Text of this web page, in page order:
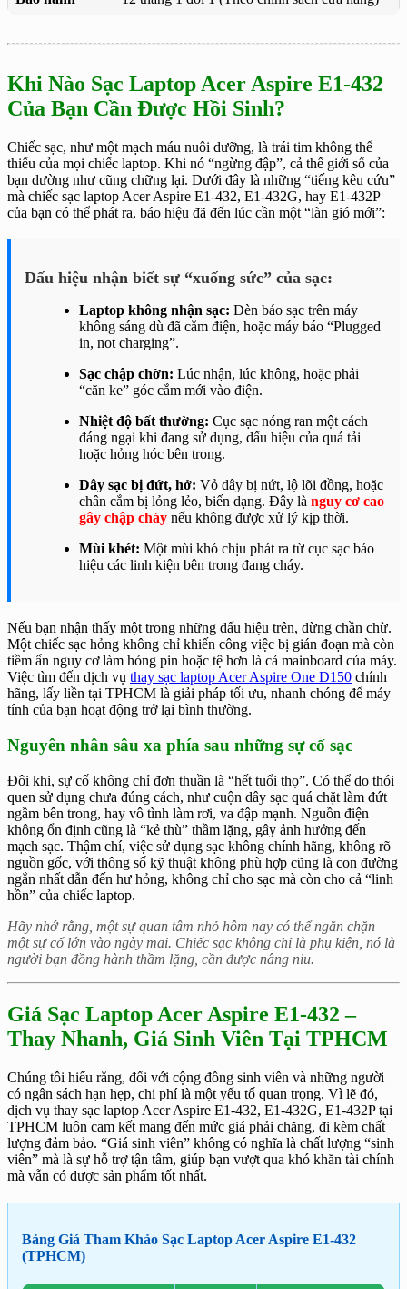
Khi Nào Sạc Laptop Acer Aspire E1-432
Của Bạn Cần Được Hồi Sinh?
Chiếc sạc, như một mạch máu nuôi dưỡng, là trái tim không thể
thiếu của mọi chiếc laptop. Khi nó “ngừng đập”, cả thế giới số của
bạn dường như cũng chững lại. Dưới đây là những “tiếng kêu cứu”
mà chiếc sạc laptop Acer Aspire E1-432, E1-432G, hay E1-432P
của bạn có thể phát ra, báo hiệu đã đến lúc cần một “làn gió mới”:
Dấu hiệu nhận biết sự “xuống sức” của sạc:
Laptop không nhận sạc: Đèn báo sạc trên máy
không sáng dù đã cắm điện, hoặc máy báo “Plugged
in, not charging”.
Sạc chập chờn: Lúc nhận, lúc không, hoặc phải
“căn ke” góc cắm mới vào điện.
Nhiệt độ bất thường: Cục sạc nóng ran một cách
đáng ngại khi đang sử dụng, dấu hiệu của quá tải
hoặc hỏng hóc bên trong.
Dây sạc bị đứt, hở: Vỏ dây bị nứt, lộ lõi đồng, hoặc
chân cắm bị lỏng lẻo, biến dạng. Đây là nguy cơ cao
gây chập cháy nếu không được xử lý kịp thời.
Mùi khét: Một mùi khó chịu phát ra từ cục sạc báo
hiệu các linh kiện bên trong đang cháy.
Nếu bạn nhận thấy một trong những dấu hiệu trên, đừng chần chừ.
Một chiếc sạc hỏng không chỉ khiến công việc bị gián đoạn mà còn
tiềm ẩn nguy cơ làm hỏng pin hoặc tệ hơn là cả mainboard của máy.
Việc tìm đến dịch vụ thay sạc laptop Acer Aspire One D150 chính
hãng, lấy liền tại TPHCM là giải pháp tối ưu, nhanh chóng để máy
tính của bạn hoạt động trở lại bình thường.
Nguyên nhân sâu xa phía sau những sự cố sạc
Đôi khi, sự cố không chỉ đơn thuần là “hết tuổi thọ”. Có thể do thói
quen sử dụng chưa đúng cách, như cuộn dây sạc quá chặt làm đứt
ngầm bên trong, hay vô tình làm rơi, va đập mạnh. Nguồn điện
không ổn định cũng là “kẻ thù” thầm lặng, gây ảnh hưởng đến
mạch sạc. Thậm chí, việc sử dụng sạc không chính hãng, không rõ
nguồn gốc, với thông số kỹ thuật không phù hợp cũng là con đường
ngắn nhất dẫn đến hư hỏng, không chỉ cho sạc mà còn cho cả “linh
hồn” của chiếc laptop.
Hãy nhớ rằng, một sự quan tâm nhỏ hôm nay có thể ngăn chặn
một sự cố lớn vào ngày mai. Chiếc sạc không chỉ là phụ kiện, nó là
người bạn đồng hành thầm lặng, cần được nâng niu.
Giá Sạc Laptop Acer Aspire E1-432 –
Thay Nhanh, Giá Sinh Viên Tại TPHCM
Chúng tôi hiểu rằng, đối với cộng đồng sinh viên và những người
có ngân sách hạn hẹp, chi phí là một yếu tố quan trọng. Vì lẽ đó,
dịch vụ thay sạc laptop Acer Aspire E1-432, E1-432G, E1-432P tại
TPHCM luôn cam kết mang đến mức giá phải chăng, đi kèm chất
lượng đảm bảo. “Giá sinh viên” không có nghĩa là chất lượng “sinh
viên” mà là sự hỗ trợ tận tâm, giúp bạn vượt qua khó khăn tài chính
mà vẫn có được sản phẩm tốt nhất.
Bảng Giá Tham Khảo Sạc Laptop Acer Aspire E1-432
(TPHCM)